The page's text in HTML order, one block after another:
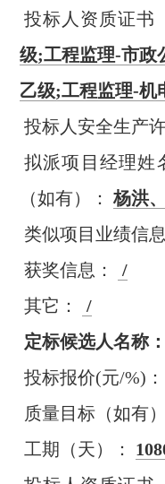
投标人资质证书
级;工程监理-市政
乙级;工程监理-机
投标人安全生产
拟派项目经理姓
（如有）：
杨洪、
类似项目业绩信
获奖信息：
/
其它：
/
定标候选人名称：
投标报价(元/%)：
质量目标（如有）
工期（天）：